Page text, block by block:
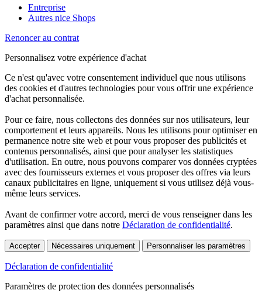
Entreprise
Autres nice Shops
Renoncer au contrat
Personnalisez votre expérience d'achat
Ce n'est qu'avec votre consentement individuel que nous utilisons
des cookies et d'autres technologies pour vous offrir une expérience
d'achat personnalisée.
Pour ce faire, nous collectons des données sur nos utilisateurs, leur
comportement et leurs appareils. Nous les utilisons pour optimiser en
permanence notre site web et pour vous proposer des publicités et
contenus personnalisés, ainsi que pour analyser les statistiques
d'utilisation. En outre, nous pouvons comparer vos données cryptées
avec des fournisseurs externes et vous proposer des offres via leurs
canaux publicitaires en ligne, uniquement si vous utilisez déjà vous-
même leurs services.
Avant de confirmer votre accord, merci de vous renseigner dans les
paramètres ainsi que dans notre Déclaration de confidentialité.
Accepter Nécessaires uniquement Personnaliser les paramètres
Déclaration de confidentialité
Paramètres de protection des données personnalisés